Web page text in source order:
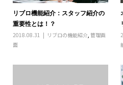
リブロ機能紹介：スタッフ紹介の
重要性とは！？
2018.08.31 リブロの機能紹介, 管理画
面